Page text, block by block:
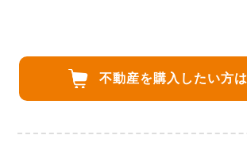
不動産を購入したい方は